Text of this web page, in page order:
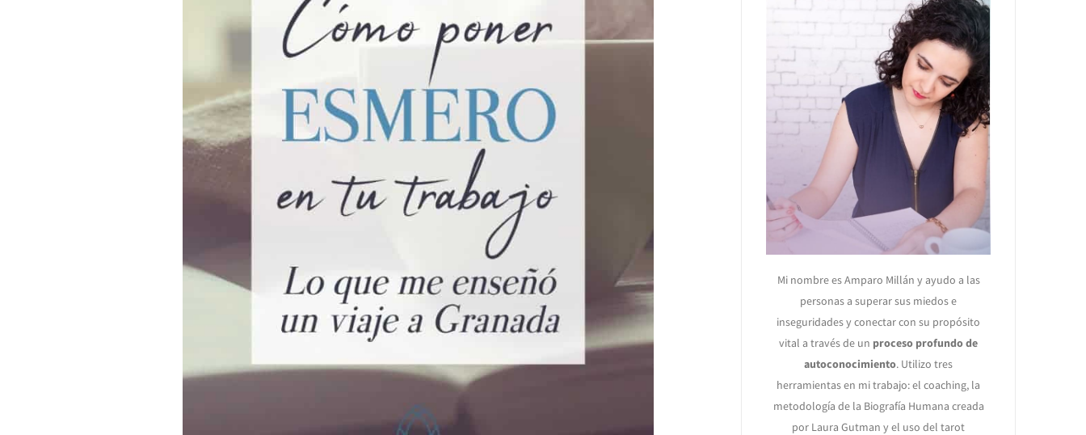
Mi nombre es Amparo Millán y ayudo a las
personas a superar sus miedos e
inseguridades y conectar con su propósito
vital a través de un proceso profundo de
autoconocimiento. Utilizo tres
herramientas en mi trabajo: el coaching, la
metodología de la Biografía Humana creada
por Laura Gutman y el uso del tarot